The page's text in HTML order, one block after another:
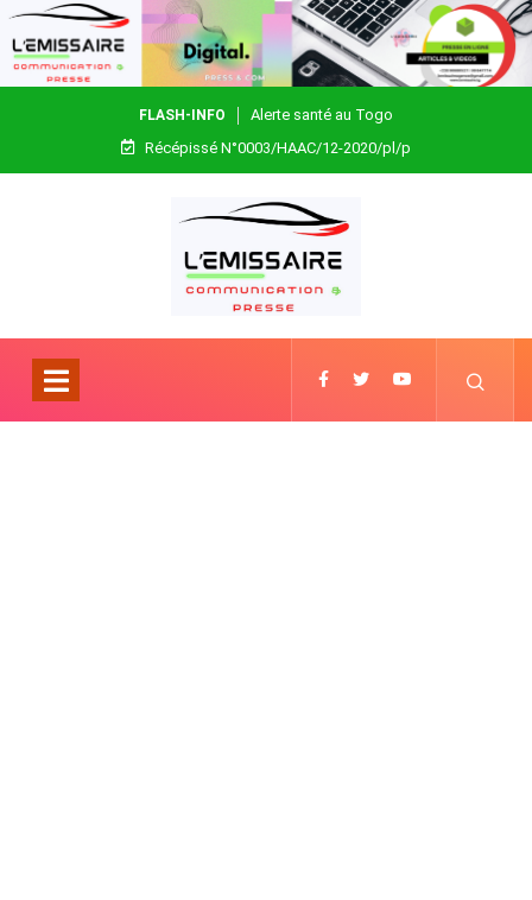
FLASH-INFO
Alerte santé au Togo
Récépissé N°0003/HAAC/12-2020/pl/p